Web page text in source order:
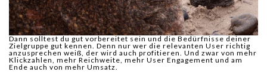
Dann solltest du gut vorbereitet sein und die Bedürfnisse deiner
Zielgruppe gut kennen. Denn nur wer die relevanten User richtig
anzusprechen weiß, der wird auch profitieren. Und zwar von mehr
Klickzahlen, mehr Reichweite, mehr User Engagement und am
Ende auch von mehr Umsatz.